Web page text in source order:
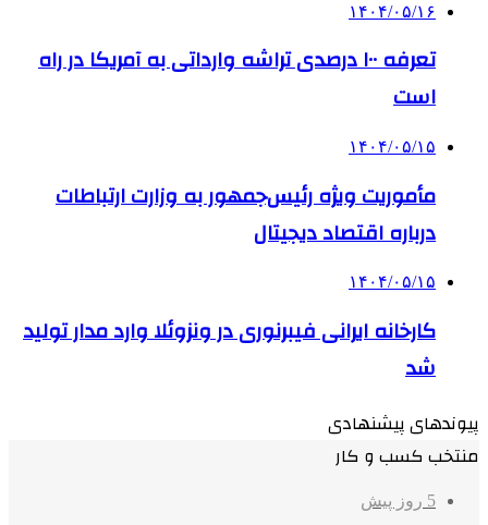
۱۴۰۴/۰۵/۱۶
تعرفه ۱۰۰ درصدی تراشه وارداتی به آمریکا در راه
است
۱۴۰۴/۰۵/۱۵
مأموریت ویژه رئیس‌جمهور به وزارت ارتباطات
درباره اقتصاد دیجیتال
۱۴۰۴/۰۵/۱۵
کارخانه ایرانی فیبرنوری در ونزوئلا وارد مدار تولید
شد
پیوندهای پیشنهادی
منتخب کسب و کار
5 روز پیش